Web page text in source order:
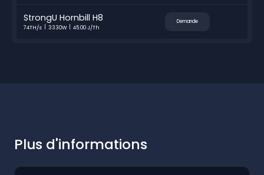
StrongU Hornbill H8
74TH/s 3330W 45.00 J/Th
Demande
Plus d'informations